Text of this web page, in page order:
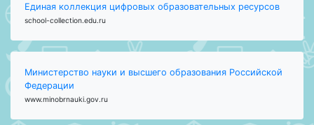
Единая коллекция цифровых образовательных ресурсов
school-collection.edu.ru
Министерство науки и высшего образования Российской
Федерации
www.minobrnauki.gov.ru